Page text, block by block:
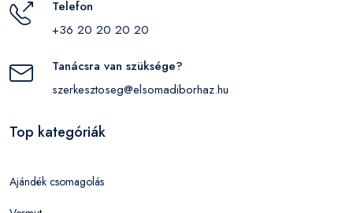
Telefon
+36 20 20 20 20
Tanácsra van szüksége?
szerkesztoseg@elsomadiborhaz.hu
Top kategóriák
Ajándék csomagolás